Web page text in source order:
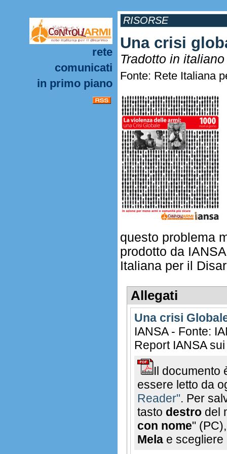
rete
comunicati
in primo piano
RISORSE
Una crisi
Tradotto in
Fonte: Rete Italiana
questo problema
prodotto da
Italiana per il
Allegati
Una crisi
IANSA - Fonte:
Report IANSA
Il documento
essere letto da
Reader". Per
tasto destrodel
con nome"
Melae scegliere